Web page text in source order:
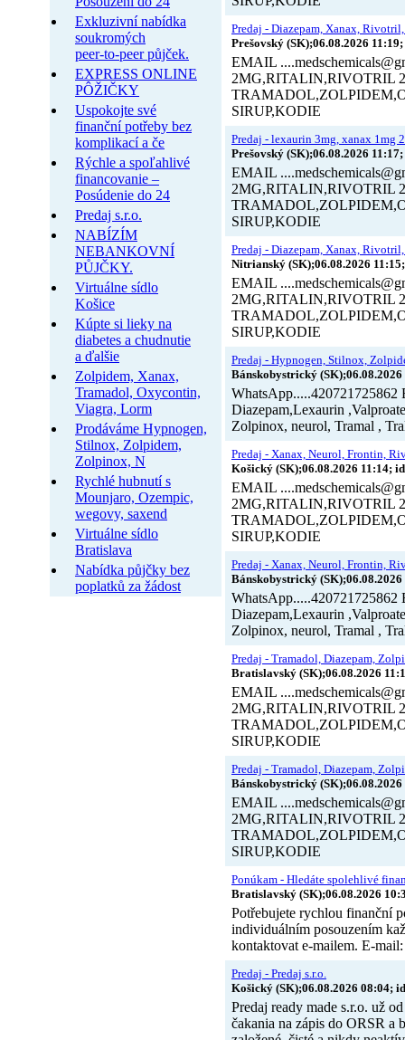
Exkluzivní nabídka
soukromých
peer-to-peer půjček.
EXPRESS ONLINE
PÔŽIČKY
Uspokojte své
finanční potřeby bez
komplikací a če
Rýchle a spoľahlivé
financovanie –
Posúdenie do 24
Predaj s.r.o.
NABÍZÍM
NEBANKOVNÍ
PŮJČKY.
Virtuálne sídlo
Košice
Kúpte si lieky na
diabetes a chudnutie
a ďalšie
Zolpidem, Xanax,
Tramadol, Oxycontin,
Viagra, Lorm
Prodáváme Hypnogen,
Stilnox, Zolpidem,
Zolpinox, N
Rychlé hubnutí s
Mounjaro, Ozempic,
wegovy, saxend
Virtuálne sídlo
Bratislava
Nabídka půjčky bez
poplatků za žádost
Predaj - Diazepam, Xanax,
Prešovský (SK);06.08.2026
EMAIL
2MG,RITALIN,RIVOTRIL
SIRUP,KODIE
Predaj - lexaurin 3mg, xanax 1mg
Prešovský (SK);06.08.2026
EMAIL
2MG,RITALIN,RIVOTRIL
SIRUP,KODIE
Predaj - Diazepam, Xanax,
Nitrianský (SK);06.08.2026
EMAIL
2MG,RITALIN,RIVOTRIL
SIRUP,KODIE
Predaj - Hypnogen, Stilnox,
Bánskobystrický
WhatsApp.....420721725862
Diazepam,Lexaurin
Zolpinox, neurol, Tramal ,
Predaj - Xanax, Neurol, Frontin,
Košický (SK);06.08.2026 11:14;
EMAIL
2MG,RITALIN,RIVOTRIL
SIRUP,KODIE
Predaj - Xanax, Neurol, Frontin,
Bánskobystrický
WhatsApp.....420721725862
Diazepam,Lexaurin
Zolpinox, neurol, Tramal ,
Predaj - Tramadol, Diazepam,
Bratislavský (SK);06.08.2026
EMAIL
2MG,RITALIN,RIVOTRIL
SIRUP,KODIE
Predaj - Tramadol, Diazepam,
Bánskobystrický
EMAIL
2MG,RITALIN,RIVOTRIL
SIRUP,KODIE
Ponúkam - Hledáte spolehlivé
Bratislavský (SK);06.08.2026
Potřebujete rychlou finanční
individuálním posouzením
kontaktovat e-mailem. E-
Predaj - Predaj s.r.o.
Košický (SK);06.08.2026 08:04;
Predaj ready made s.r.o. už
čakania na zápis do ORSR a